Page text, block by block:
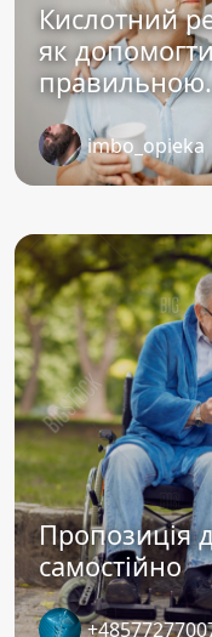
Кислотний
як
imbo_opieka
Пропозиція
самостійно